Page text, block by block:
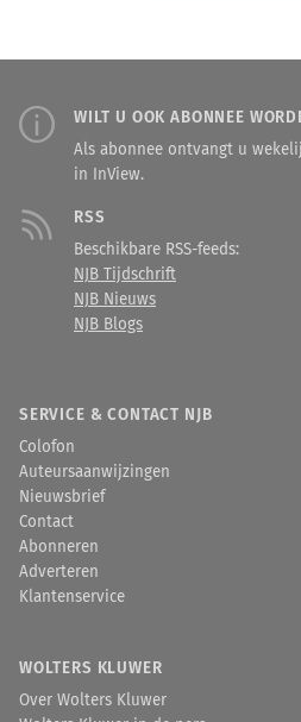
WILT U OOK ABONNEE
Als abonnee ontvangt u
in InView.
RSS
Beschikbare RSS-feeds:
NJB Tijdschrift
NJB Nieuws
NJB Blogs
SERVICE & CONTACT NJB
Colofon
Auteursaanwijzingen
Nieuwsbrief
Contact
Abonneren
Adverteren
Klantenservice
WOLTERS KLUWER
Over Wolters Kluwer